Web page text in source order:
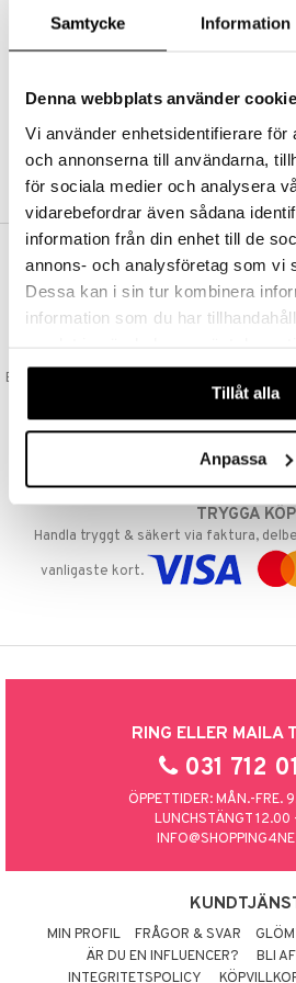
Samtycke Information
Denna webbplats använder
Vi använder enhetsidentifierare för
och annonserna till användarna,
för sociala medier och analysera
vidarebefordrar även sådana
information från din enhet till de
annons- och analysföretag som vi
Dessa kan i sin tur kombinera
information som du har
våra cookies vid fortsatt
Tillåt alla
Anpassa
Abonnemang
Bevaka produkter
Recensera produkter
SKAPA KUND
VAD KOSTAR
Vi erbjuder fri frakt från 350 kr. Vår gräns
utifån vilken avdelning du handlar
Beställningar lagda före 14:00 (gäller varor
oss samma dag.
GODKÄND AV
EU-logotypen är symbolen som
TRYGGA KÖP
Handla tryggt & säkert via faktura,
vanligaste kort.
RING ELLER MAILA
031 712
ÖPPETTIDER: MÅN.-FRE.
LUNCHSTÄNGT 12.00
MIN PROFIL FRÅGOR & SVAR
ÄR DU EN INFLUENCER?
BLI
INTEGRITETSPOLICY